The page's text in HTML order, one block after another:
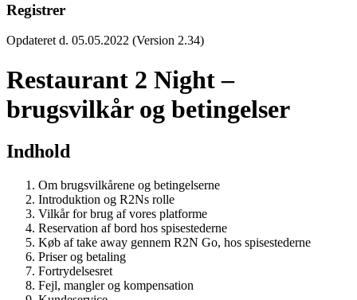
Registrer
Opdateret d. 05.05.2022 (Version 2.34)
Restaurant 2 Night –
brugsvilkår og betingelser
Indhold
Om brugsvilkårene og betingelserne
Introduktion og R2Ns rolle
Vilkår for brug af vores platforme
Reservation af bord hos spisestederne
Køb af take away gennem R2N Go, hos spisestederne
Priser og betaling
Fortrydelsesret
Fejl, mangler og kompensation